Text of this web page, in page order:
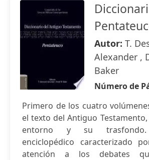
Autor: T.
Alexander ,
Baker
Número de
Primero de los cuatro
el texto del Antiguo
entorno y su trasfondo.
enciclopédico caracterizado
atención a los debates